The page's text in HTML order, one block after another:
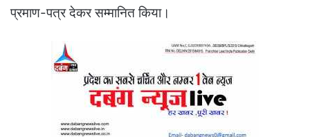
प्रमाण-पत्र देकर सम्मानित किया।